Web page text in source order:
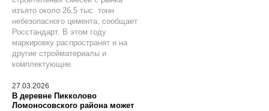
изъято около 26,5 тыс. тонн
небезопасного цемента, сообщает
Росстандарт. В этом году
маркировку распространят и на
другие стройматериалы и
комплектующие.
27.03.2026
В деревне Пикколово
Ломоносовского района может